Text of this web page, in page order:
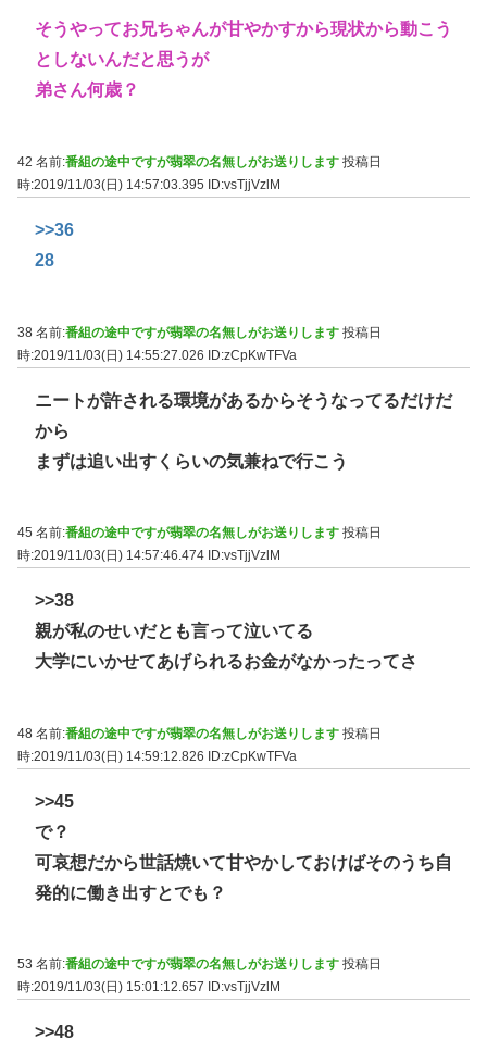
そうやってお兄ちゃんが甘やかすから現状から動こう
としないんだと思うが
弟さん何歳？
42 名前:番組の途中ですが翡翠の名無しがお送りします 投稿日
時:2019/11/03(日) 14:57:03.395
ID:vsTjjVzlM
>>36
28
38 名前:番組の途中ですが翡翠の名無しがお送りします 投稿日
時:2019/11/03(日) 14:55:27.026 ID:zCpKwTFVa
ニートが許される環境があるからそうなってるだけだ
から
まずは追い出すくらいの気兼ねで行こう
45 名前:番組の途中ですが翡翠の名無しがお送りします 投稿日
時:2019/11/03(日) 14:57:46.474 ID:vsTjjVzlM
>>38
親が私のせいだとも言って泣いてる
大学にいかせてあげられるお金がなかったってさ
48 名前:番組の途中ですが翡翠の名無しがお送りします 投稿日
時:2019/11/03(日) 14:59:12.826 ID:zCpKwTFVa
>>45
で？
可哀想だから世話焼いて甘やかしておけばそのうち自
発的に働き出すとでも？
53 名前:番組の途中ですが翡翠の名無しがお送りします 投稿日
時:2019/11/03(日) 15:01:12.657
ID:vsTjjVzlM
>>48